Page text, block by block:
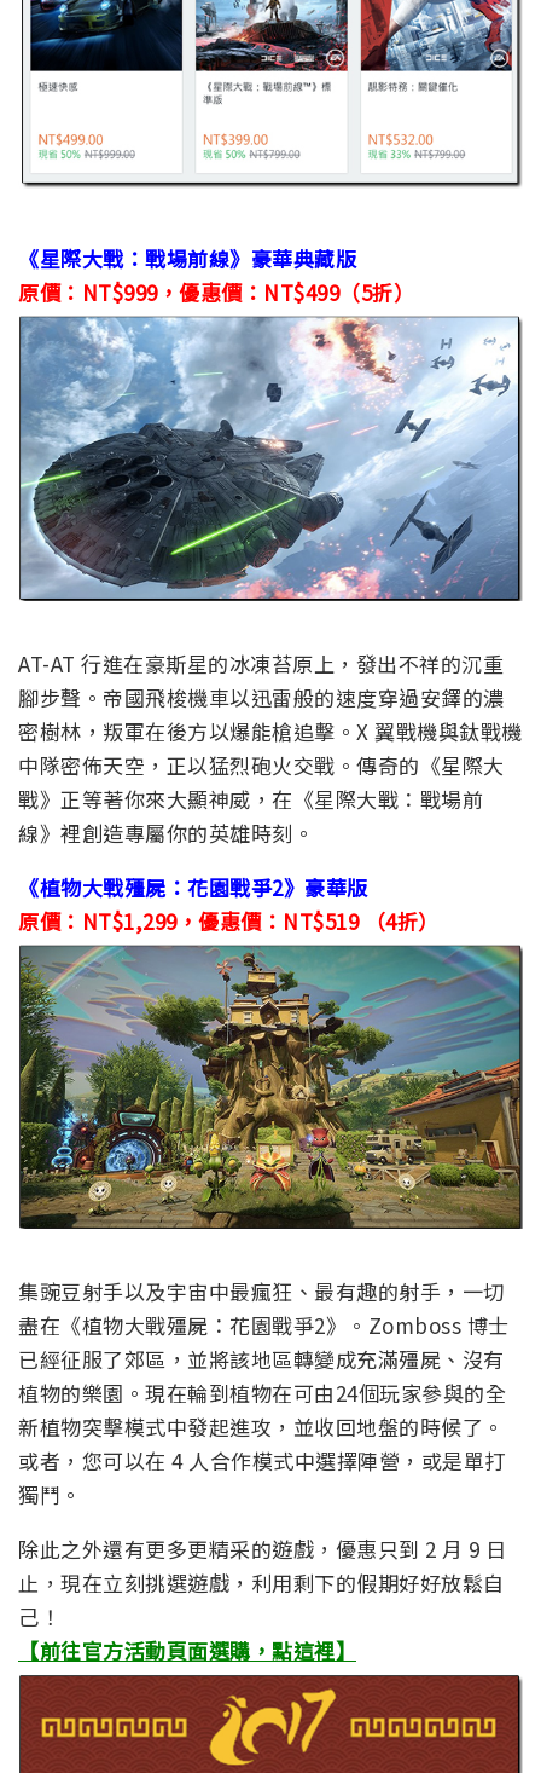
《星際大戰：戰場前線》豪華典藏版
原價：NT$999，優惠價：NT$499（5折）
AT-AT 行進在豪斯星的冰凍苔原上，發出不祥的沉重
腳步聲。帝國飛梭機車以迅雷般的速度穿過安鐸的濃
密樹林，叛軍在後方以爆能槍追擊。X 翼戰機與鈦戰機
中隊密佈天空，正以猛烈砲火交戰。傳奇的《星際大
戰》正等著你來大顯神威，在《星際大戰：戰場前
線》裡創造專屬你的英雄時刻。
《植物大戰殭屍：花園戰爭2》豪華版
原價：NT$1,299，優惠價：NT$519 （4折）
集豌豆射手以及宇宙中最瘋狂、最有趣的射手，一切
盡在《植物大戰殭屍：花園戰爭2》。Zomboss 博士
已經征服了郊區，並將該地區轉變成充滿殭屍、沒有
植物的樂園。現在輪到植物在可由24個玩家參與的全
新植物突擊模式中發起進攻，並收回地盤的時候了。
或者，您可以在 4 人合作模式中選擇陣營，或是單打
獨鬥。
除此之外還有更多更精采的遊戲，優惠只到 2 月 9 日
止，現在立刻挑選遊戲，利用剩下的假期好好放鬆自
己！
【前往官方活動頁面選購，點這裡】